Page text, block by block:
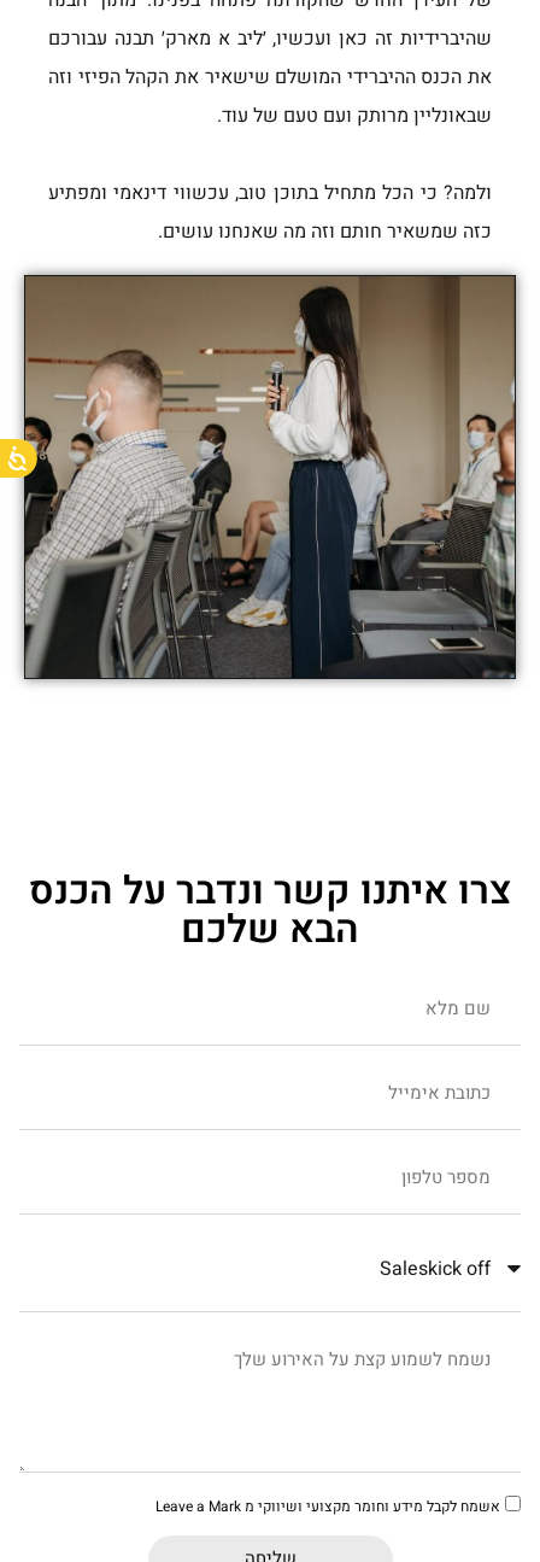
שהיברידיות זה כאן ועכשיו, ׳ליב א מארק׳ תבנה עבורכם
את הכנס ההיברידי המושלם שישאיר את הקהל הפיזי וזה
שבאונליין מרותק ועם טעם של עוד.
ולמה? כי הכל מתחיל בתוכן טוב, עכשווי דינאמי ומפתיע
כזה שמשאיר חותם וזה מה שאנחנו עושים.
צרו איתנו קשר ונדבר על הכנס
הבא שלכם
אשמח לקבל מידע וחומר מקצועי ושיווקי מ Leave a Mark